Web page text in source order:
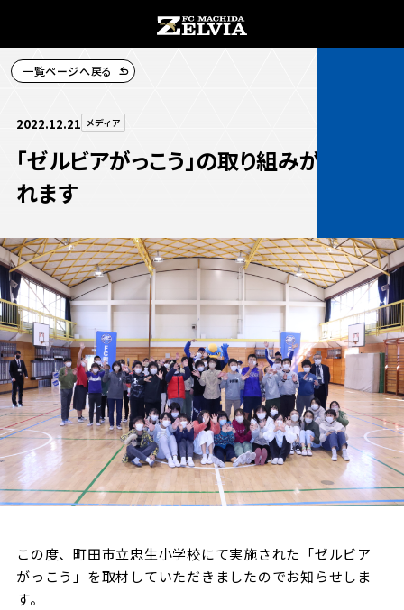
お知らせトップ
TOPチーム
試合情報
チケット
イベント
ファンクラブ
グッズ
メディア
ホームタウン活動
試合情報
試合情報トップ
試合データ
試合日程・結果
順位表・ゴールランキング
観戦する
観戦するトップ
チケットを買う
チケット購入
チケット販売スケジュール
️スタジアムを知る
クラブを知る
クラブを知るトップ
ＦＣ町田ゼルビアについて
選手・スタッフ紹介
ファンになる
ファンクラブ
グッズを買う
グッズを買うトップ
一覧ページへ戻る
2022.12.21 メディア
「ゼルビアがっこう」の取り組みが放送さ
れます
この度、町田市立忠生小学校にて実施された「ゼルビア
がっこう」を取材していただきましたのでお知らせしま
す。